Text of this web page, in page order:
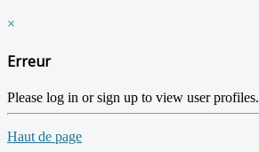
×
Erreur
Please log in or sign up to view user profiles.
Haut de page